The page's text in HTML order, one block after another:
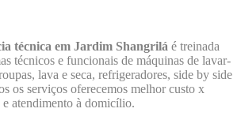
técnica em Jardim Shangrilá é treinada
técnicos e funcionais de máquinas de lavar-
lava e seca, refrigeradores, side by side
os serviços oferecemos melhor custo x
atendimento à domicílio.